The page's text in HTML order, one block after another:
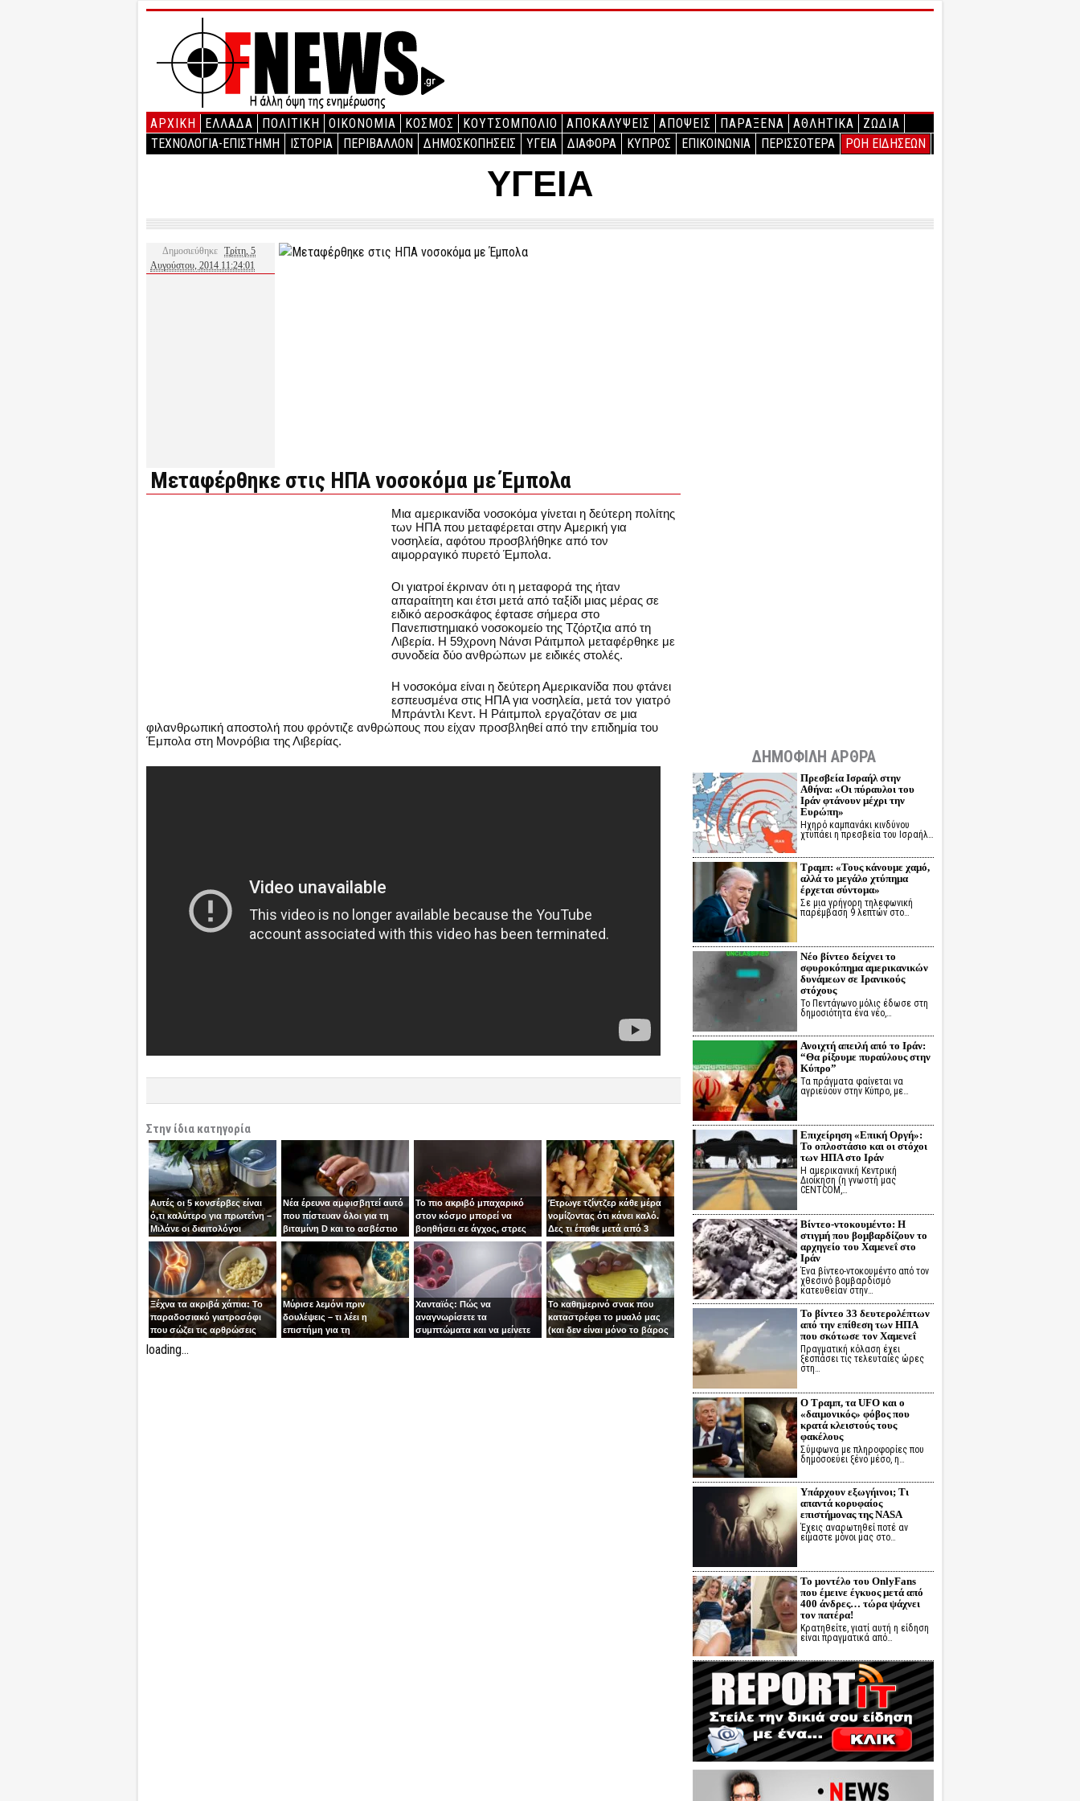
ΑΡΧΙΚΉ ΕΛΛΑΔΑ ΠΟΛΙΤΙΚΗ ΟΙΚΟΝΟΜΙΑ ΚΟΣΜΟΣ ΚΟΥΤΣΟΜΠΟΛΙΟ ΑΠΟΚΑΛΥΨΕΙΣ ΑΠΟΨΕΙΣ ΠΑΡΑΞΕΝΑ ΑΘΛΗΤΙΚΑ
ΖΩΔΙΑ
ΤΕΧΝΟΛΟΓΙΑ-ΕΠΙΣΤΗΜΗ
ΙΣΤΟΡΙΑ ΠΕΡΙΒΑΛΛΟΝ ΔΗΜΟΣΚΟΠΗΣΕΙΣ ΥΓΕΙΑ ΔΙΑΦΟΡΑ ΚΥΠΡΟΣ ΕΠΙΚΟΙΝΩΝΙΑ ΠΕΡΙΣΣΟΤΕΡΑ ΡΟΗ ΕΙΔΗΣΕΩΝ
ΥΓΕΙΑ
Δημοσιεύθηκε Τρίτη, 5
Αυγούστου, 2014 11:24:01
Μεταφέρθηκε στις ΗΠΑ νοσοκόμα με Έμπολα
Μια αμερικανίδα νοσοκόμα γίνεται η δεύτερη πολίτης
των ΗΠΑ που μεταφέρεται στην Αμερική για
νοσηλεία, αφότου προσβλήθηκε από τον
αιμορραγικό πυρετό Έμπολα.
Οι γιατροί έκριναν ότι η μεταφορά της ήταν
απαραίτητη και έτσι μετά από ταξίδι μιας μέρας σε
ειδικό αεροσκάφος έφτασε σήμερα στο
Πανεπιστημιακό νοσοκομείο της Τζόρτζια από τη
Λιβερία. Η 59χρονη Νάνσι Ράιτμπολ μεταφέρθηκε με
συνοδεία δύο ανθρώπων με ειδικές στολές.
Η νοσοκόμα είναι η δεύτερη Αμερικανίδα που φτάνει
εσπευσμένα στις ΗΠΑ για νοσηλεία, μετά τον γιατρό
Μπράντλι Κεντ. Η Ράιτμπολ εργαζόταν σε μια
φιλανθρωπική αποστολή που φρόντιζε ανθρώπους που είχαν προσβληθεί από την επιδημία του
Έμπολα στη Μονρόβια της Λιβερίας.
Στην ίδια κατηγορία
Αυτές οι 5 κονσέρβες είναι
ό,τι καλύτερο για πρωτεΐνη –
Μιλάνε οι διαιτολόγοι
Νέα έρευνα αμφισβητεί αυτό
που πίστευαν όλοι για τη
βιταμίνη D και το ασβέστιο
Το πιο ακριβό μπαχαρικό
στον κόσμο μπορεί να
βοηθήσει σε άγχος, στρες
και κατάθλιψη
Έτρωγε τζίντζερ κάθε μέρα
νομίζοντας ότι κάνει καλό.
Δες τι έπαθε μετά από 3
μήνες!
Ξέχνα τα ακριβά χάπια: Το
παραδοσιακό γιατροσόφι
που σώζει τις αρθρώσεις
Μύρισε λεμόνι πριν
δουλέψεις – τι λέει η
επιστήμη για τη
Χανταϊός: Πώς να
αναγνωρίσετε τα
συμπτώματα και να μείνετε
Το καθημερινό σνακ που
καταστρέφει το μυαλό μας
(και δεν είναι μόνο το βάρος
loading...
ΔΗΜΟΦΙΛΗ ΑΡΘΡΑ
Πρεσβεία Ισραήλ στην
Αθήνα: «Οι πύραυλοι του
Ιράν φτάνουν μέχρι την
Ευρώπη»
Ηχηρό καμπανάκι κινδύνου
χτυπάει η πρεσβεία του Ισραήλ…
Τραμπ: «Τους κάνουμε χαμό,
αλλά το μεγάλο χτύπημα
έρχεται σύντομα»
Σε μια γρήγορη τηλεφωνική
παρέμβαση 9 λεπτών στο…
Νέο βίντεο δείχνει το
σφυροκόπημα αμερικανικών
δυνάμεων σε Ιρανικούς
στόχους
Το Πεντάγωνο μόλις έδωσε στη
δημοσιότητα ένα νέο,…
Ανοιχτή απειλή από το Ιράν:
“Θα ρίξουμε πυραύλους στην
Κύπρο”
Τα πράγματα φαίνεται να
αγριεύουν στην Κύπρο, με…
Επιχείρηση «Επική Οργή»:
Το οπλοστάσιο και οι στόχοι
των ΗΠΑ στο Ιράν
Η αμερικανική Κεντρική
Διοίκηση (η γνωστή μας
CENTCOM,…
Βίντεο-ντοκουμέντο: Η
στιγμή που βομβαρδίζουν το
αρχηγείο του Χαμενεΐ στο
Ιράν
Ένα βίντεο-ντοκουμέντο από τον
χθεσινό βομβαρδισμό
κατευθείαν στην…
Το βίντεο 33 δευτερολέπτων
από την επίθεση των ΗΠΑ
που σκότωσε τον Χαμενεΐ
Πραγματική κόλαση έχει
ξεσπάσει τις τελευταίες ώρες
στη…
Ο Τραμπ, τα UFO και ο
«δαιμονικός» φόβος που
κρατά κλειστούς τους
φακέλους
Σύμφωνα με πληροφορίες που
δημοσοεύει ξένο μέσο, η…
Υπάρχουν εξωγήινοι; Τι
απαντά κορυφαίος
επιστήμονας της NASA
Έχεις αναρωτηθεί ποτέ αν
είμαστε μόνοι μας στο…
Το μοντέλο του OnlyFans
που έμεινε έγκυος μετά από
400 άνδρες… τώρα ψάχνει
τον πατέρα!
Κρατηθείτε, γιατί αυτή η είδηση
είναι πραγματικά από…